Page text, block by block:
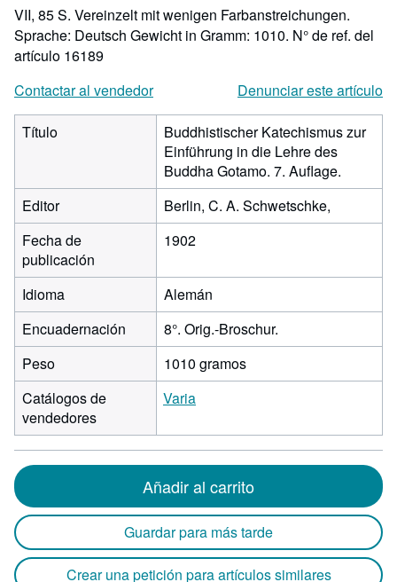
estrellas
VII, 85 S. Vereinzelt mit wenigen Farbanstreichungen.
Sprache: Deutsch Gewicht in Gramm: 1010. N° de ref. del
artículo 16189
Contactar al vendedor
Denunciar este artículo
Título
Buddhistischer Katechismus zur
Einführung in die Lehre des
Buddha Gotamo. 7. Auflage.
Editor
Berlin, C. A. Schwetschke,
Fecha de
publicación
1902
Idioma
Alemán
Encuadernación
8°. Orig.-Broschur.
Peso
1010 gramos
Catálogos de
vendedores
Varia
Añadir al carrito
Guardar para más tarde
Crear una petición para artículos similares